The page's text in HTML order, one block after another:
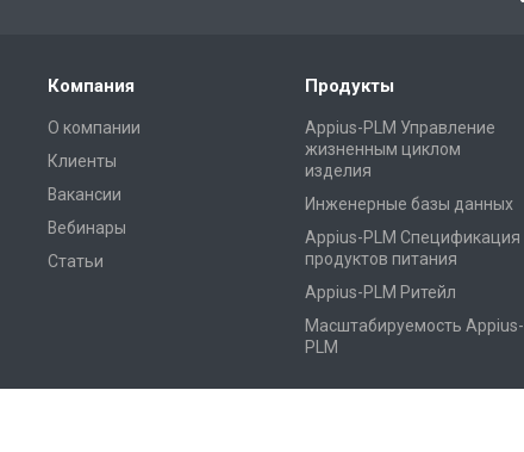
Компания
О компании
Клиенты
Вакансии
Вебинары
Статьи
Продукты
Appius-PLM Управление
жизненным циклом
изделия
Инженерные базы данных
Appius-PLM Спецификация
продуктов питания
Appius-PLM Ритейл
Масштабируемость Appius-
PLM